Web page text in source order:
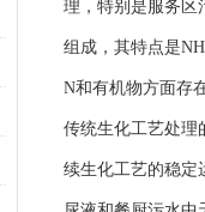
理，特别是服务区
组成，其特点是
N和有机物方面存
传统生化工艺处理
续生化工艺的稳定